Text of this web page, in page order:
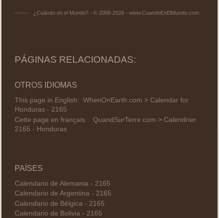
¿Cuándo en el Mundo? - © 2008-2026 - www.CuandoEnElMundo.com
PÁGINAS RELACIONADAS:
OTROS IDIOMAS
This page in English: WhenOnEarth.com > Calendar for
Honduras - 2165
Cette page en français : QuandSurTerre.com > Calendrier
2165 - Honduras
PAÍSES
Calendario de Alemania - 2165
Calendario de Argentina - 2165
Calendario de Bélgica - 2165
Calendario de Bolivia - 2165